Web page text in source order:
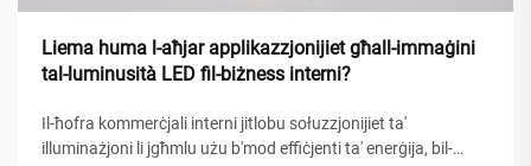
Liema huma l-aħjar applikazzjonijiet għall-immaġini
tal-luminusità LED fil-biżness interni?
Il-ħofra kommerċjali interni jitlobu sołuzzjonijiet ta'
illuminażjoni li jgħmlu użu b'mod effiċjenti ta' enerġija, bil-